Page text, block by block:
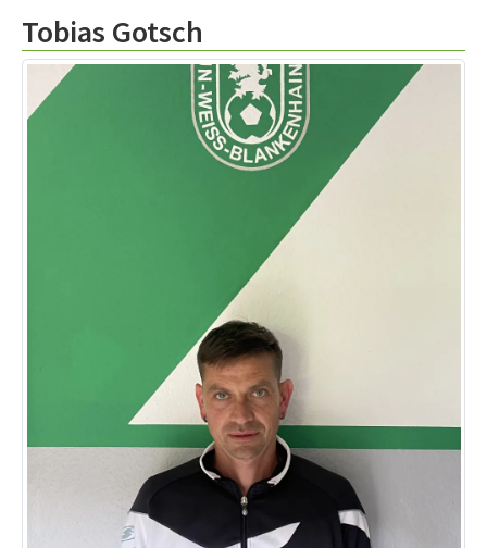
Tobias Gotsch